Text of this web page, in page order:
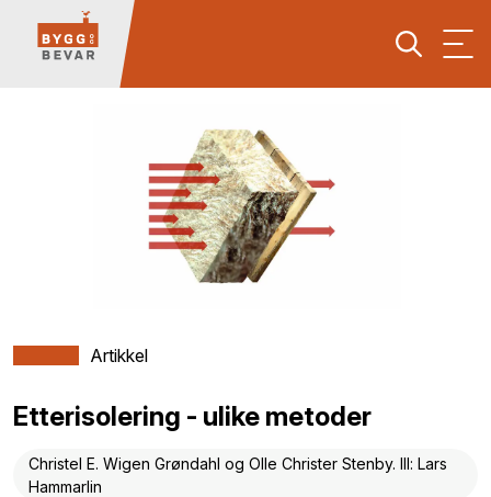
Artikkel
Etterisolering - ulike metoder
Christel E. Wigen Grøndahl og Olle Christer Stenby. Ill: Lars
Hammarlin